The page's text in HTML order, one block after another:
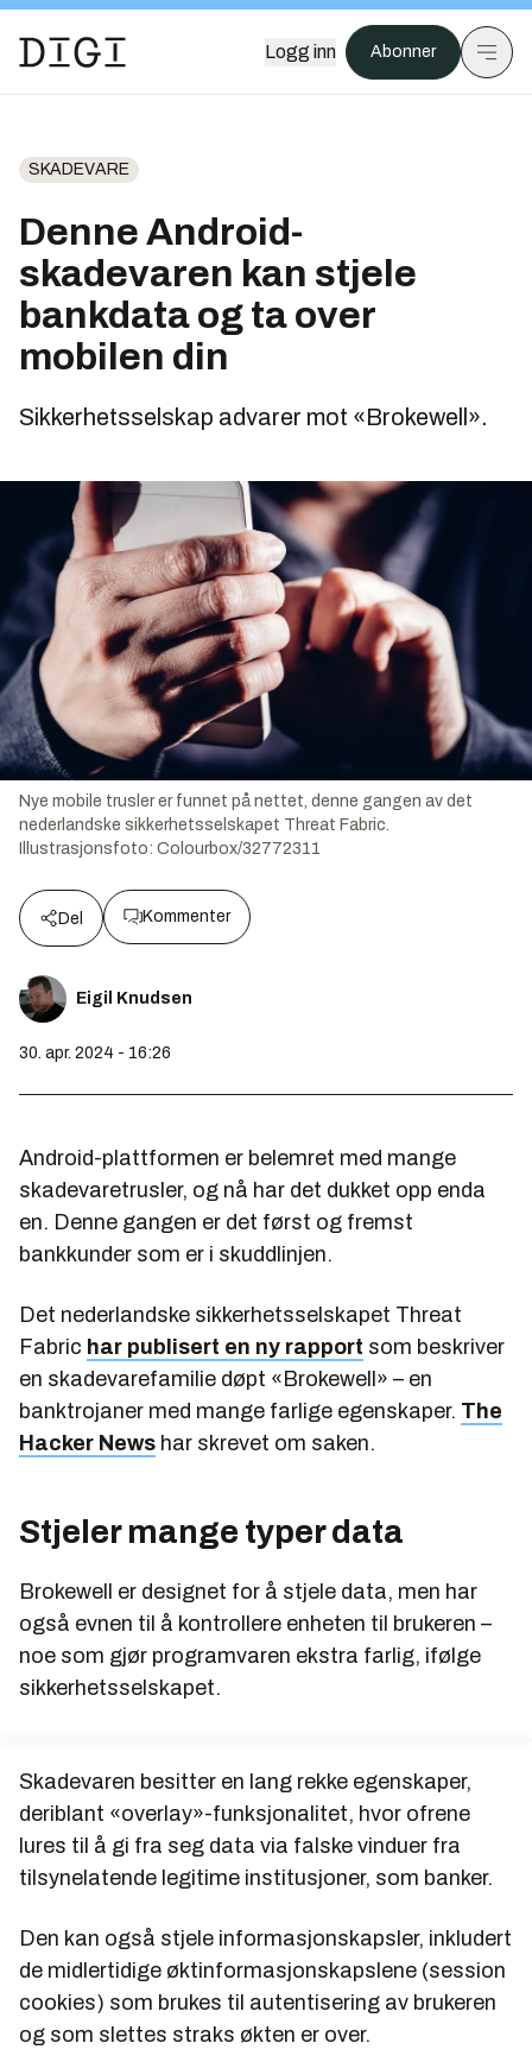
Logg inn Abonner
SKADEVARE
Denne Android-
skadevaren kan stjele
bankdata og ta over
mobilen din
Sikkerhetsselskap advarer mot «Brokewell».
Nye mobile trusler er funnet på nettet, denne gangen av det
nederlandske sikkerhetsselskapet Threat Fabric.
Illustrasjonsfoto: Colourbox/32772311
Del Kommenter
Eigil Knudsen
30. apr. 2024 - 16:26
Android-plattformen er belemret med mange
skadevaretrusler, og nå har det dukket opp enda
en. Denne gangen er det først og fremst
bankkunder som er i skuddlinjen.
Det nederlandske sikkerhetsselskapet Threat
Fabric har publisert en ny rapport som beskriver
en skadevarefamilie døpt «Brokewell» – en
banktrojaner med mange farlige egenskaper. The
Hacker News har skrevet om saken.
Stjeler mange typer data
Brokewell er designet for å stjele data, men har
også evnen til å kontrollere enheten til brukeren –
noe som gjør programvaren ekstra farlig, ifølge
sikkerhetsselskapet.
Skadevaren besitter en lang rekke egenskaper,
deriblant «overlay»-funksjonalitet, hvor ofrene
lures til å gi fra seg data via falske vinduer fra
tilsynelatende legitime institusjoner, som banker.
Den kan også stjele informasjonskapsler, inkludert
de midlertidige øktinformasjonskapslene (session
cookies) som brukes til autentisering av brukeren
og som slettes straks økten er over.